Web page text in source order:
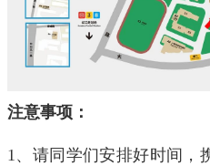
注意事项：
1、请同学们安排好时间，